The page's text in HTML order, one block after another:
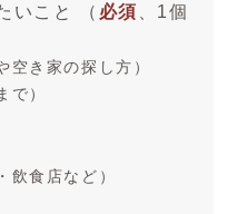
知りたい情報・相談したいこと （ 必須
、1個
空き家の探し方）
で）
飲食店など）